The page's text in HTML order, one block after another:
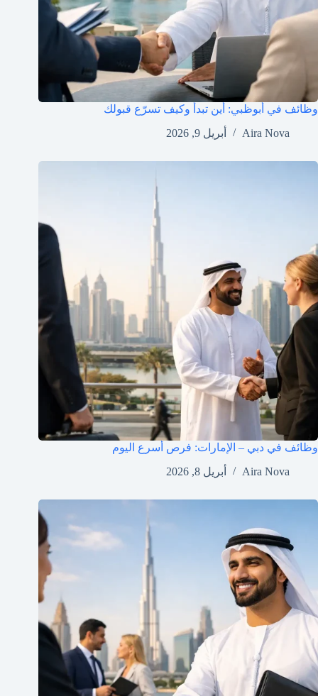
وظائف في أبوظبي: أين تبدأ وكيف تسرّع قبولك
Aira Nova
أبريل 9, 2026
وظائف في دبي – الإمارات: فرص أسرع اليوم
Aira Nova
أبريل 8, 2026